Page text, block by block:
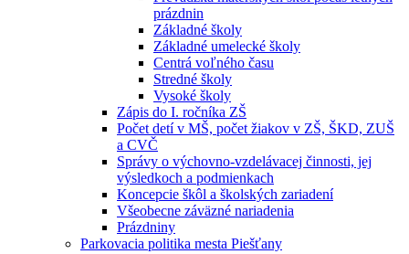
prázdnin
Základné školy
Základné umelecké školy
Centrá voľného času
Stredné školy
Vysoké školy
Zápis do I. ročníka ZŠ
Počet detí v MŠ, počet žiakov v ZŠ, ŠKD, ZUŠ
a CVČ
Správy o výchovno-vzdelávacej činnosti, jej
výsledkoch a podmienkach
Koncepcie škôl a školských zariadení
Všeobecne záväzné nariadenia
Prázdniny
Parkovacia politika mesta Piešťany